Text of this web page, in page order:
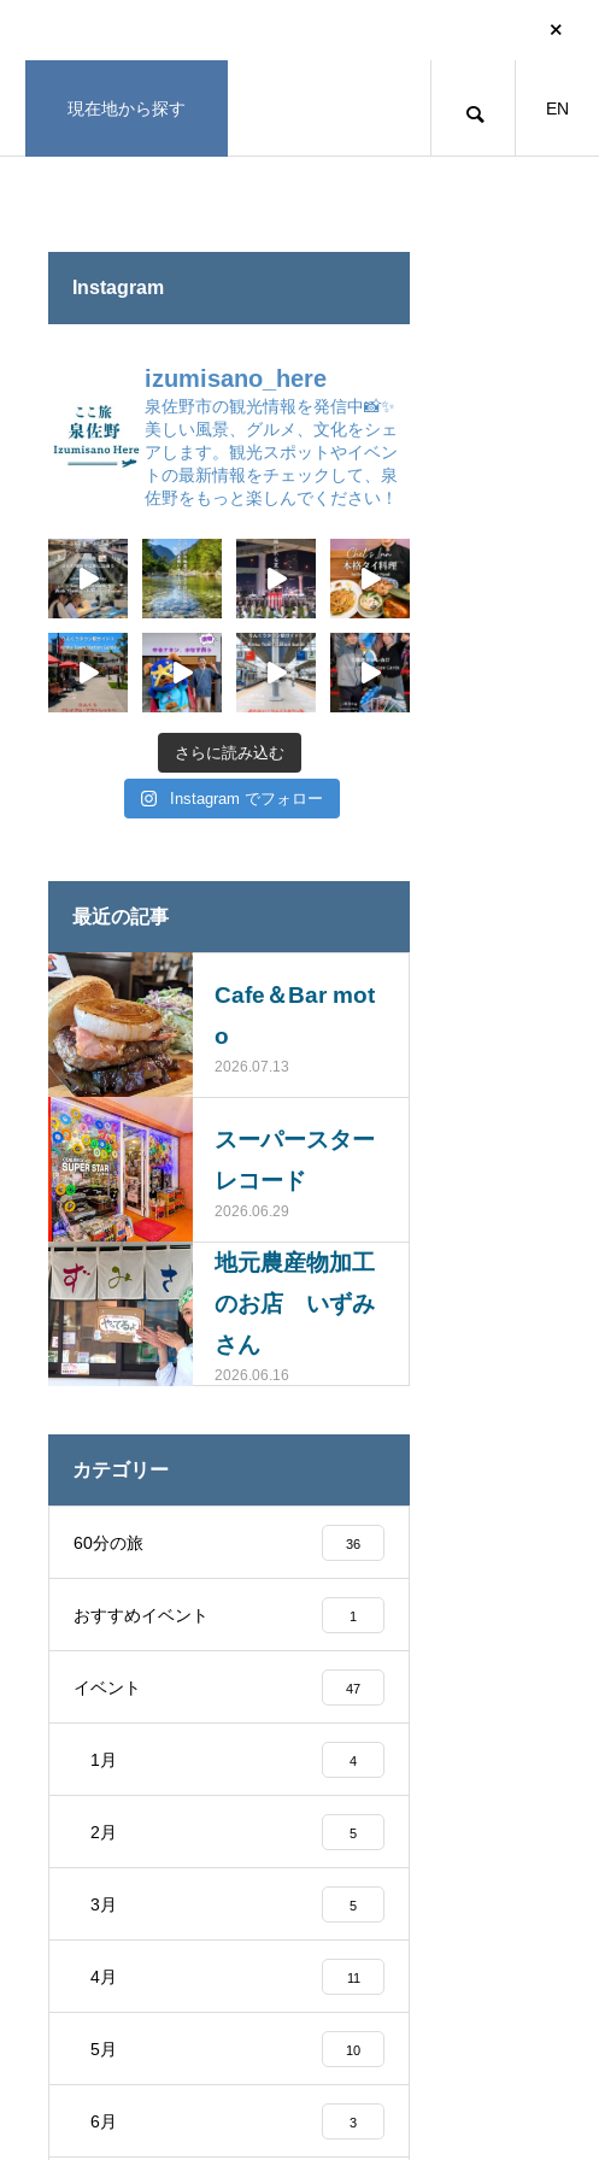
現在地から探す EN
Instagram
izumisano_here
泉佐野市の観光情報を発信中📸✨
美しい風景、グルメ、文化をシェ
アします。観光スポットやイベン
トの最新情報をチェックして、泉
佐野をもっと楽しんでください！
さらに読み込む
Instagram でフォロー
最近の記事
Cafe＆Bar mot
o
2026.07.13
スーパースター
レコード
2026.06.29
地元農産物加工
のお店 いずみ
さん
2026.06.16
カテゴリー
60分の旅 36
おすすめイベント 1
イベント 47
1月 4
2月 5
3月 5
4月 11
5月 10
6月 3